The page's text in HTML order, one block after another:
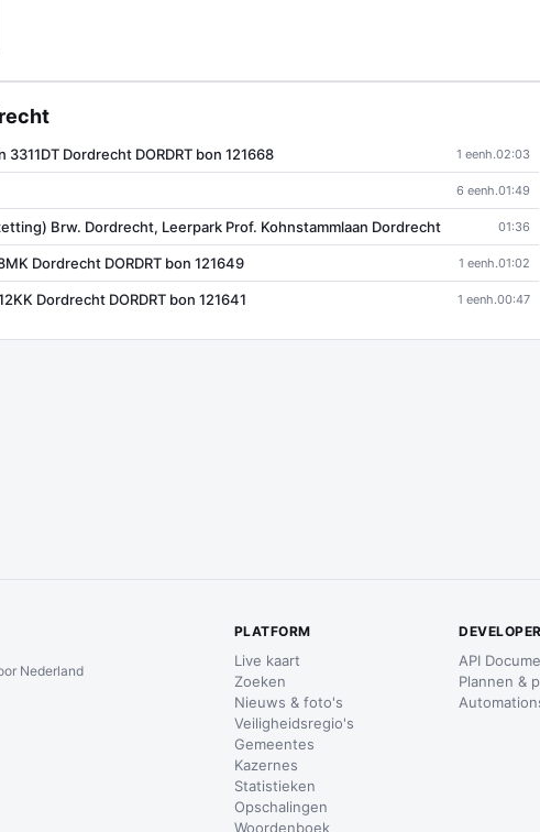
3311DT Dordrecht DORDRT bon 121668 1 eenh.02:03
6 eenh.01:49
Brw. Dordrecht, Leerpark Prof. Kohnstammlaan Dordrecht 01:36
Dordrecht DORDRT bon 121649 1 eenh.01:02
Dordrecht DORDRT bon 121641 1 eenh.00:47
Nederland
PLATFORM
Live kaart
Zoeken
Nieuws & foto's
Veiligheidsregio's
Gemeentes
Kazernes
Statistieken
Opschalingen
Woordenboek
API
Plannen &